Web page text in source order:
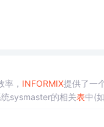
率， INFORMIX提供了一
sysmaster的相关表中(